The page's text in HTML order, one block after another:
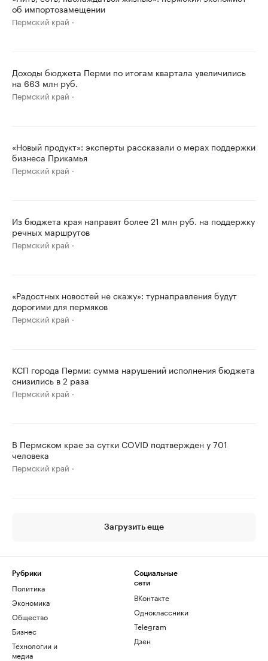
об импортозамещении
Пермский край
Доходы бюджета Перми по итогам квартала увеличились
на 663 млн руб.
Пермский край
«Новый продукт»: эксперты рассказали о мерах поддержки
бизнеса Прикамья
Пермский край
Из бюджета края направят более 21 млн руб. на поддержку
речных маршрутов
Пермский край
«Радостных новостей не скажу»: турнаправления будут
дорогими для пермяков
Пермский край
КСП города Перми: сумма нарушений исполнения бюджета
снизились в 2 раза
Пермский край
В Пермском крае за сутки COVID подтвержден у 701
человека
Пермский край
Загрузить еще
Рубрики
Политика
Экономика
Общество
Бизнес
Технологии и
медиа
Социальные
сети
ВКонтакте
Одноклассники
Telegram
Дзен